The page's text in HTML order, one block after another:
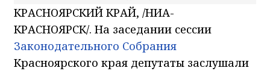
КРАСНОЯРСКИЙ КРАЙ, /НИА-
КРАСНОЯРСК/. На заседании сессии
Законодательного Собрания
Красноярского края депутаты заслушали